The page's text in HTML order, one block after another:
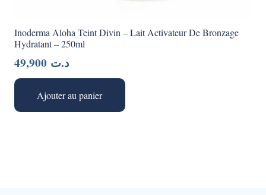
Inoderma Aloha Teint Divin – Lait Activateur De Bronzage
Hydratant – 250ml
د.ت
Ajouter au panier